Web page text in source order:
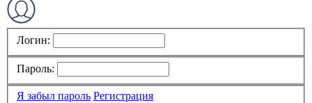
Логин:
Пароль:
Я забыл пароль Регистрация